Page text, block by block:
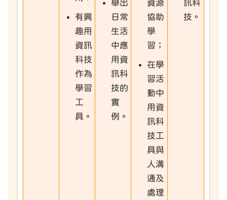
有興
趣用
資訊
科技
作為
學習
工
具。
舉出
日常
生活
中應
用資
訊科
技的
實
例。
資源
協助
學
習；
在學
習活
動中
用資
訊科
技工
具與
人溝
通及
處理
訊科
技。